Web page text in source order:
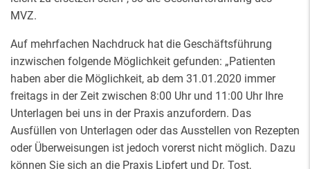
MVZ.
Auf mehrfachen Nachdruck hat die Geschäftsführung
inzwischen folgende Möglichkeit gefunden: „Patienten
haben aber die Möglichkeit, ab dem 31.01.2020 immer
freitags in der Zeit zwischen 8:00 Uhr und 11:00 Uhr Ihre
Unterlagen bei uns in der Praxis anzufordern. Das
Ausfüllen von Unterlagen oder das Ausstellen von Rezepten
oder Überweisungen ist jedoch vorerst nicht möglich. Dazu
können Sie sich an die Praxis Lipfert und Dr. Tost,